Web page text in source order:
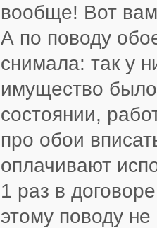
вообще! Вот
А по поводу
снимала: так у
имущество
состоянии,
про обои
оплачивают
1 раз в
этому поводу